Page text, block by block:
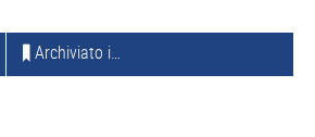
Archiviato in: